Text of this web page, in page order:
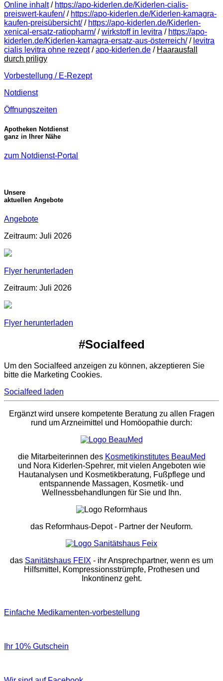
Online inhalt/ https://apo-kiderlen.de/Kiderlen-cialis-
preiswert-kaufen// https://apo-kiderlen.de/Kiderlen-kamagra-
kaufen-preisübersicht// https://apo-kiderlen.de/Kiderlen-
xenical-ersatz-ratiopharm//wirkstoff in levitra / https://apo-
kiderlen.de/Kiderlen-kamagra-ersatz-aus-österreich// levitra
cialis levitra ohne rezept/apo-kiderlen.de / Haarausfall
durch priligy
Vorbestellung / E-Rezept
Notdienst
Öffnungszeiten
Apotheken Notdienst
ganz in Ihrer Nähe
zum Notdienst-Portal
Unsere
aktuellen Angebote
Angebote
Zeitraum: Juli 2026
Flyer herunterladen
Zeitraum: Juli 2026
Flyer herunterladen
#Socialfeed
Um den Socialfeed anzeigen zu können, akzeptieren Sie
bitte die Marketing Cookies.
Socialfeed laden
Ergänzt wird unsere kompetente Beratung zu allen Fragen
rund um Arzneimittel und Homöopathie durch:
die Mitarbeiterinnen des Kosmetikinstitutes BeauMed
und Nora Kiderlen-Spehrer, mit vielen Angeboten wie
Hautanalysen und Kosmetikberatung, Fußpflege und
entspannende Massagen, Kosmetik- und
Wellnessbehandlungen für Sie und Ihn.
das Reformhaus-Depot- Partner der Neuform.
das Sanitätshaus FEIX - ihr Ansprechpartner, wenn es um
Hilfsmittel, Kompressionsstrümpfe, Prothesen und
Inkontinenz geht.
Einfache Medikamenten-vorbestellung
Ihr 10% Gutschein